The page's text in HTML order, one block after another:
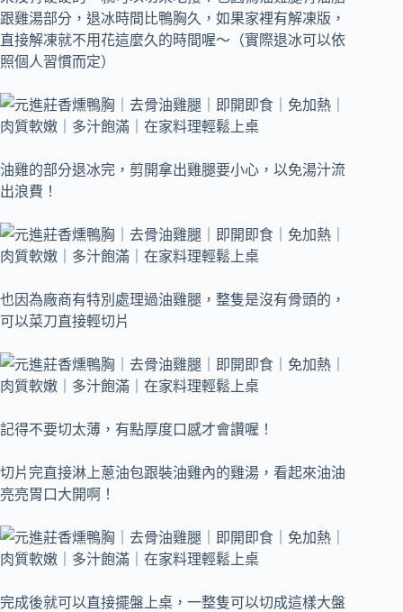
跟雞湯部分，退冰時間比鴨胸久，如果家裡有解凍版，
直接解凍就不用花這麼久的時間喔～（實際退冰可以依
照個人習慣而定）
油雞的部分退冰完，剪開拿出雞腿要小心，以免湯汁流
出浪費！
也因為廠商有特別處理過油雞腿，整隻是沒有骨頭的，
可以菜刀直接輕切片
記得不要切太薄，有點厚度口感才會讚喔！
切片完直接淋上蔥油包跟裝油雞內的雞湯，看起來油油
亮亮胃口大開啊！
完成後就可以直接擺盤上桌，一整隻可以切成這樣大盤